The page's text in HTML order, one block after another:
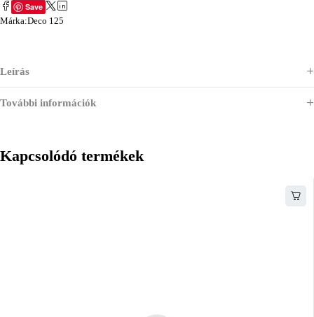
Save
Márka:Deco 125
Leírás
További információk
Kapcsolódó termékek